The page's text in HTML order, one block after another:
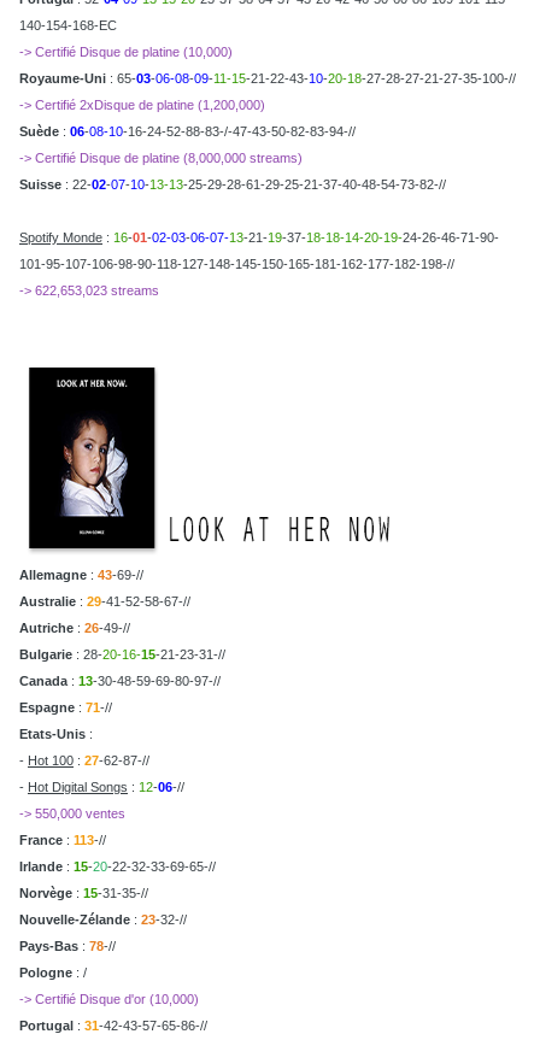
140-154-168-EC
-> Certifié Disque de platine (10,000)
Royaume-Uni : 65-03-06-08-09-11-15-21-22-43-10-20-18-27-28-27-21-27-35-100-//
-> Certifié 2xDisque de platine (1,200,000)
Suède : 06-08-10-16-24-52-88-83-/-47-43-50-82-83-94-//
-> Certifié Disque de platine (8,000,000 streams)
Suisse : 22-02-07-10-13-13-25-29-28-61-29-25-21-37-40-48-54-73-82-//
Spotify Monde : 16-01 -02-03-06-07-13-21-19-37-18-18-14-20-19-24-26-46-71-90-
101-95-107-106-98-90-118-127-148-145-150-165-181-162-177-182-198-//
-> 622,653,023 streams
Allemagne : 43-69-//
Australie : 29-41-52-58-67-//
Autriche : 26-49-//
Bulgarie : 28-20-16-15-21-23-31-//
Canada : 13-30-48-59-69-80-97-//
Espagne : 71-//
Etats-Unis :
- Hot 100 : 27-62-87-//
- Hot Digital Songs : 12-06-//
-> 550,000 ventes
France : 113-//
Irlande : 15-20-22-32-33-69-65-//
Norvège : 15-31-35-//
Nouvelle-Zélande : 23-32-//
Pays-Bas : 78-//
Pologne : /
-> Certifié Disque d'or (10,000)
Portugal : 31-42-43-57-65-86-//